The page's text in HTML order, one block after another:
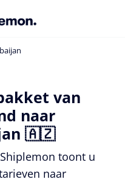
van
naar
🇦🇿
toont u
naar